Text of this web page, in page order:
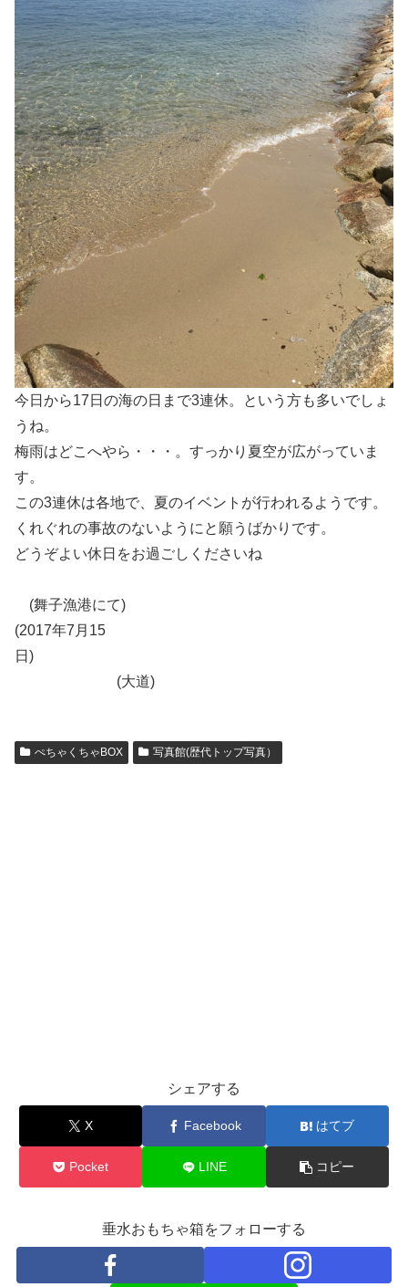
今日から17日の海の日まで3連休。という方も多いでしょ
うね。
梅雨はどこへやら・・・。すっかり夏空が広がっていま
す。
この3連休は各地で、夏のイベントが行われるようです。
くれぐれの事故のないようにと願うばかりです。
どうぞよい休日をお過ごしくださいね
(舞子漁港にて)
(2017年7月15
日)
(大道)
ぺちゃくちゃBOX 写真館(歴代トップ写真）
シェアする
X Facebook はてブ
Pocket LINE コピー
垂水おもちゃ箱をフォローする